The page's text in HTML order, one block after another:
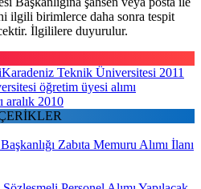
ilgili birimlerce daha sonra tespit
İlgililere duyurulur.
Karadeniz Teknik Üniversitesi 2011
öğretim üyesi alımı
aralık 2010
Zabıta Memuru Alımı İlanı